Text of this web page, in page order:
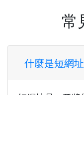
常
什麼是短網
短網址是一種